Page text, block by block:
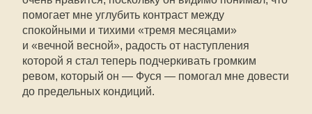
помогает мне углубить контраст между
спокойными и тихими «тремя месяцами»
и «вечной весной», радость от наступления
которой я стал теперь подчеркивать громким
ревом, который он — Фуся — помогал мне довести
до предельных кондиций.